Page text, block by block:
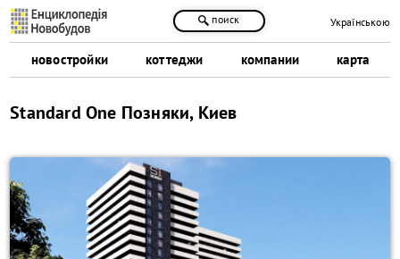
новостройки коттеджи компании карта
поиск Українською
Standard One Позняки, Киев